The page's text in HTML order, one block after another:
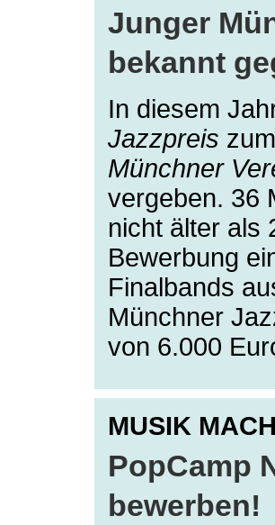
Junger
bekannt
In diesem
Jazzpreis
Münchner
vergeben. 36
nicht älter als
Bewerbung
Finalbands
Münchner
von 6.000
MUSIK
PopCamp
bewerben!